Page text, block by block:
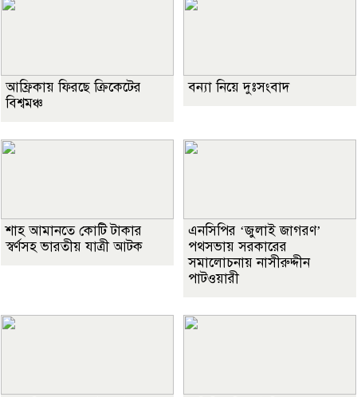
আফ্রিকায় ফিরছে ক্রিকেটের
বিশ্বমঞ্চ
বন্যা নিয়ে দুঃসংবাদ
শাহ আমানতে কোটি টাকার
স্বর্ণসহ ভারতীয় যাত্রী আটক
এনসিপির ‘জুলাই জাগরণ’
পথসভায় সরকারের
সমালোচনায় নাসীরুদ্দীন
পাটওয়ারী